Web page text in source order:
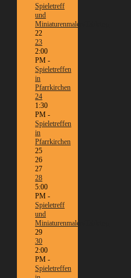
Spieletreff
und
Miniaturenmalen/Tabletop
22
23
2:00
PM -
Spieletreffen
in
Pfarrkirchen
24
1:30
PM -
Spieletreffen
in
Pfarrkirchen
25
26
27
28
5:00
PM -
Spieletreff
und
Miniaturenmalen/Tabletop
29
30
2:00
PM -
Spieletreffen